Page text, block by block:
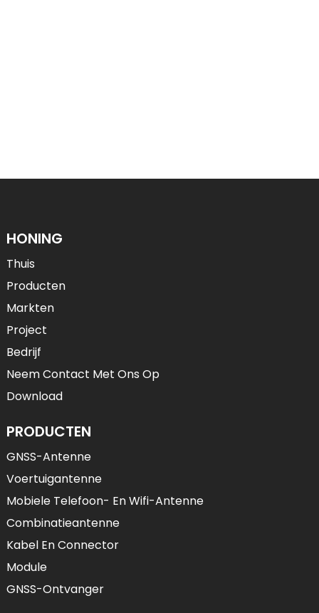
HONING
Thuis
Producten
Markten
Project
Bedrijf
Neem Contact Met Ons Op
Download
PRODUCTEN
GNSS-Antenne
Voertuigantenne
Mobiele Telefoon- En Wifi-Antenne
Combinatieantenne
Kabel En Connector
Module
GNSS-Ontvanger